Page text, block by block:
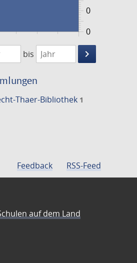
0
0
1834
bis
keyboard_arrow_right
Suche
Thaer-Bibliothek 1
Feedback RSS-Feed
auf dem Land